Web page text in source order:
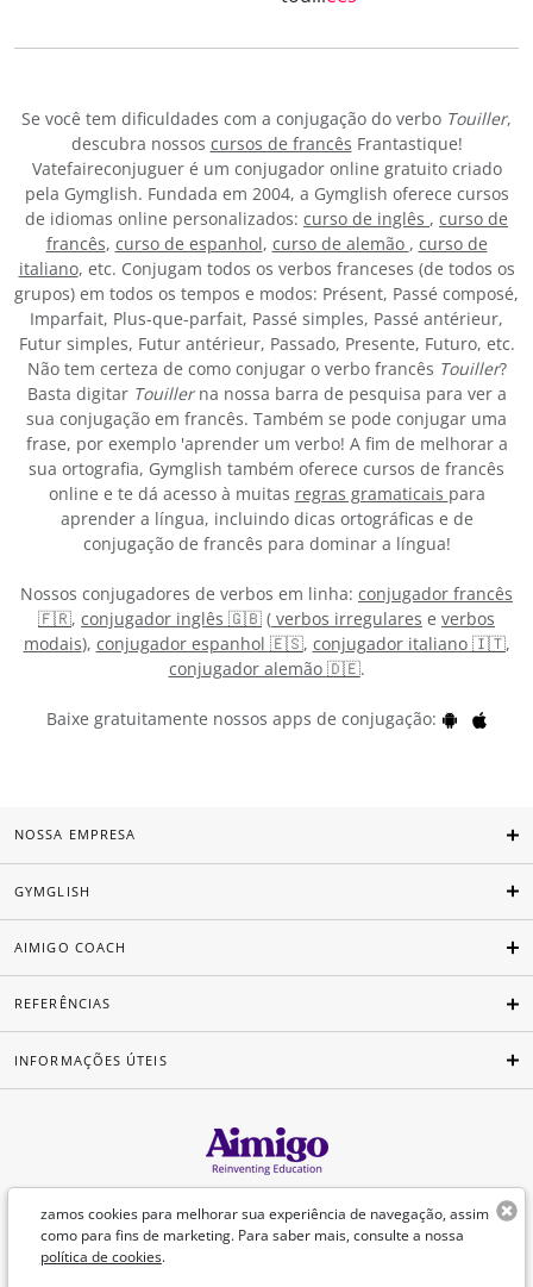
Se você tem dificuldades com a conjugação do verbo Touiller,
descubra nossos cursos de francês Frantastique!
Vatefaireconjuguer é um conjugador online gratuito criado
pela Gymglish. Fundada em 2004, a Gymglish oferece cursos
de idiomas online personalizados: curso de inglês , curso de
francês, curso de espanhol, curso de alemão , curso de
italiano, etc. Conjugam todos os verbos franceses (de todos os
grupos) em todos os tempos e modos: Présent, Passé composé,
Imparfait, Plus-que-parfait, Passé simples, Passé antérieur,
Futur simples, Futur antérieur, Passado, Presente, Futuro, etc.
Não tem certeza de como conjugar o verbo francês Touiller?
Basta digitar Touillerna nossa barra de pesquisa para ver a
sua conjugação em francês. Também se pode conjugar uma
frase, por exemplo 'aprender um verbo! A fim de melhorar a
sua ortografia, Gymglish também oferece cursos de francês
online e te dá acesso à muitas regras gramaticais para
aprender a língua, incluindo dicas ortográficas e de
conjugação de francês para dominar a língua!
Nossos conjugadores de verbos em linha: conjugador francês
🇫🇷, conjugador inglês 🇬🇧 ( verbos irregulares e verbos
modais), conjugador espanhol 🇪🇸, conjugador italiano 🇮🇹,
conjugador alemão 🇩🇪.
Baixe gratuitamente nossos apps de conjugação:
zamos cookies para melhorar sua experiência de navegação, assim
como para fins de marketing. Para saber mais, consulte a nossa
política de cookies.
NOSSA EMPRESA
GYMGLISH
AIMIGO COACH
REFERÊNCIAS
INFORMAÇÕES ÚTEIS
Português